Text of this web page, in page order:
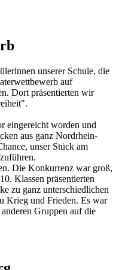
unserer Schule, die
auf
Dort präsentierten wir
eingereicht worden und
aus ganz Nordrhein-
unser Stück am
Die Konkurrenz war groß,
Klassen präsentierten
zu ganz unterschiedlichen
Krieg und Frieden. Es war
Gruppen auf die